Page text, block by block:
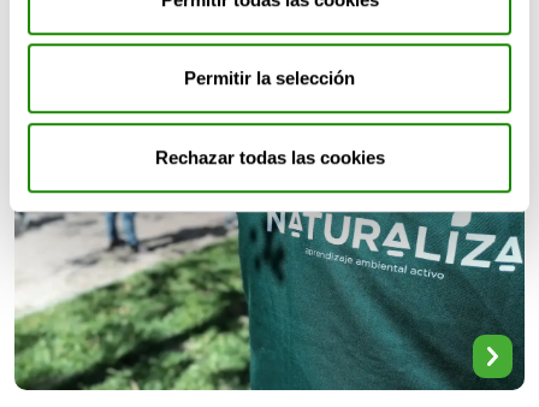
Permitir la selección
Rechazar todas las cookies
personas comprometidas con el cuidado del entorno